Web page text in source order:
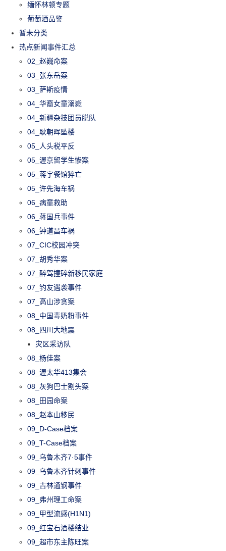
缅怀林顿专题
葡萄酒品鉴
暂未分类
热点新闻事件汇总
02_赵巍命案
03_张东岳案
03_萨斯疫情
04_华裔女童溺毙
04_新疆杂技团员脱队
04_耿朝晖坠楼
05_人头税平反
05_渥京留学生惨案
05_蒋宇餐馆猝亡
05_许先海车祸
06_病童救助
06_蒋国兵事件
06_钟道昌车祸
07_CIC校园冲突
07_胡秀华案
07_醉驾撞碎新移民家庭
07_钓友遇袭事件
07_高山涉贪案
08_中国毒奶粉事件
08_四川大地震
灾区采访队
08_杨佳案
08_渥太华413集会
08_灰狗巴士割头案
08_田园命案
08_赵本山移民
09_D-Case档案
09_T-Case档案
09_乌鲁木齐7·5事件
09_乌鲁木齐针刺事件
09_吉林通钢事件
09_弗州理工命案
09_甲型流感(H1N1)
09_红宝石酒楼结业
09_超市东主陈旺案